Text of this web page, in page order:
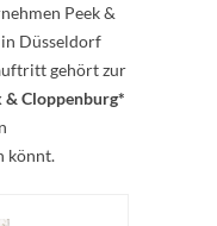
Peek &
Düsseldorf
gehört zur
& Cloppenburg*
könnt.